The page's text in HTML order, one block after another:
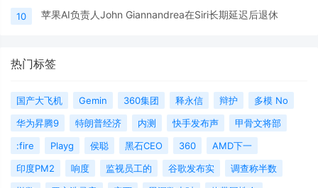
10 苹果AI负责人John Giannandrea在Siri长期延迟后退休
热门标签
国产大飞机 Gemin 360集团 释永信 辩护
多模 No
华为昇腾9
特朗普经济 内测 快手发布声
甲骨文将部
:fire
Playg 侯聪 黑石CEO 360
AMD下一
印度PM2
响度 监视员工的 谷歌发布实
调查称半数